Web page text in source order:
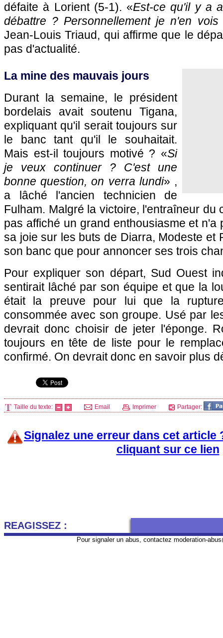
défaite à Lorient (5-1). «Est-ce qu'il y a
débattre ? Personnellement je n'en vois
Jean-Louis Triaud, qui affirme que le
pas d'actualité.
La mine des mauvais jours
Durant la semaine, le président
bordelais avait soutenu Tigana,
expliquant qu'il serait toujours sur
le banc tant qu'il le souhaitait.
Mais est-il toujours motivé ? «Si
je veux continuer ? C'est une
bonne question, on verra lundi» ,
a lâché l'ancien technicien de
Fulham. Malgré la victoire, l'entraîneur du
pas affiché un grand enthousiasme et n'a
sa joie sur les buts de Diarra, Modeste et
son banc que pour annoncer ses trois
Pour expliquer son départ, Sud Ouest
sentirait lâché par son équipe et que la
était la preuve pour lui que la
consommée avec son groupe. Usé par
devrait donc choisir de jeter l'éponge.
toujours en tête de liste pour le
confirmé. On devrait donc en savoir plus
Taille du texte: Email Imprimer Partager:
Signalez une erreur dans cet article
cliquant sur ce lien
REAGISSEZ :
Pour signaler un abus, contactez moderation-